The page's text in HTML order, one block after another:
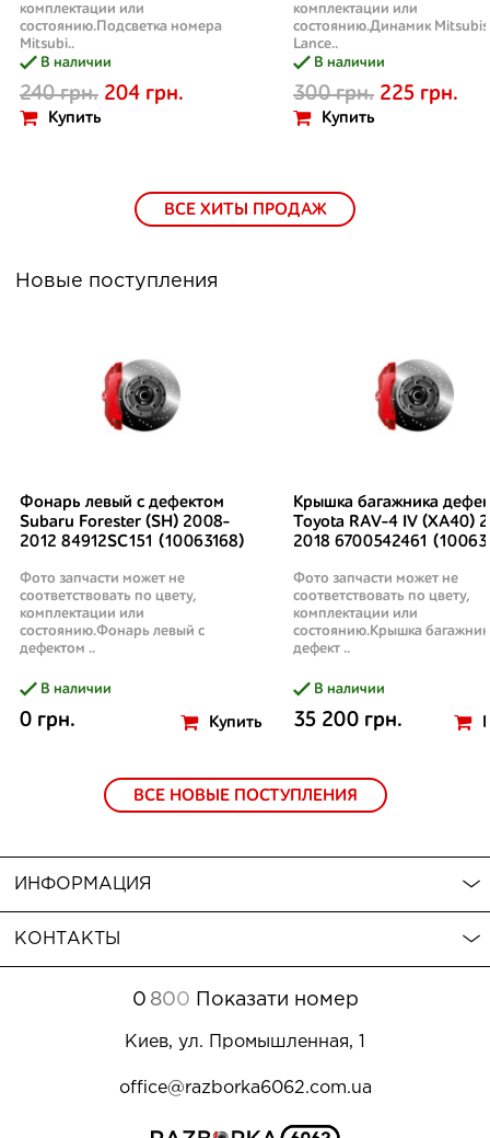
комплектации или
состоянию.Подсветка номера
Mitsubi..
В наличии
240 грн. 204 грн.
Купить
комплектации или
состоянию.Динамик
Lance..
В наличии
300 грн. 225 грн.
Купить
ВСЕ ХИТЫ ПРОДАЖ
Новые поступления
Фонарь левый с дефектом
Subaru Forester (SH) 2008-
2012 84912SC151 (10063168)
Фото запчасти может не
соответствовать по цвету,
комплектации или
состоянию.Фонарь левый с
дефектом ..
В наличии
0 грн. Купить
Крышка багажника
Toyota RAV-4 IV (XA40)
2018 6700542461
Фото запчасти может не
соответствовать по цвету,
комплектации или
состоянию.Крышка
дефект ..
В наличии
35 200 грн.
ВСЕ НОВЫЕ ПОСТУПЛЕНИЯ
ИНФОРМАЦИЯ
КОНТАКТЫ
0 800 Показати номер
Киев, ул. Промышленная, 1
office@razborka6062.com.ua